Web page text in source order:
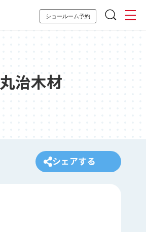
ショールーム予約
丸治木材
シェアする